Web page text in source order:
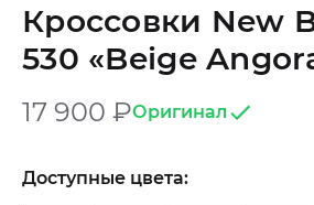
Кроссовки New
530 «Beige
17 900 ₽Оригинал
Доступные цвета: